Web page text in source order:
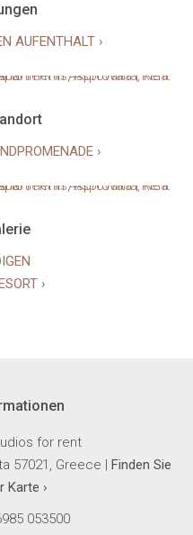
AUFENTHALT ›
›
›
for rent
57021, Greece |
Finden Sie
Karte ›
053500